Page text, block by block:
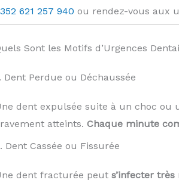
621 257 940 ou rendez-vous aux
Sont les Motifs d’Urgences
Dent Perdue ou Déchaussée
dent expulsée suite à un choc ou
atteints. Chaque minute
Dent Cassée ou Fissurée
dent fracturée peut s’infecter